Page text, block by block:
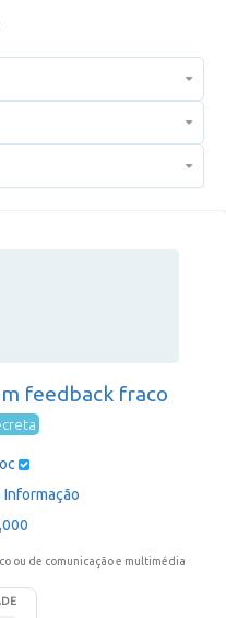
feedback fraco
Informação
ou de comunicação e multimédia